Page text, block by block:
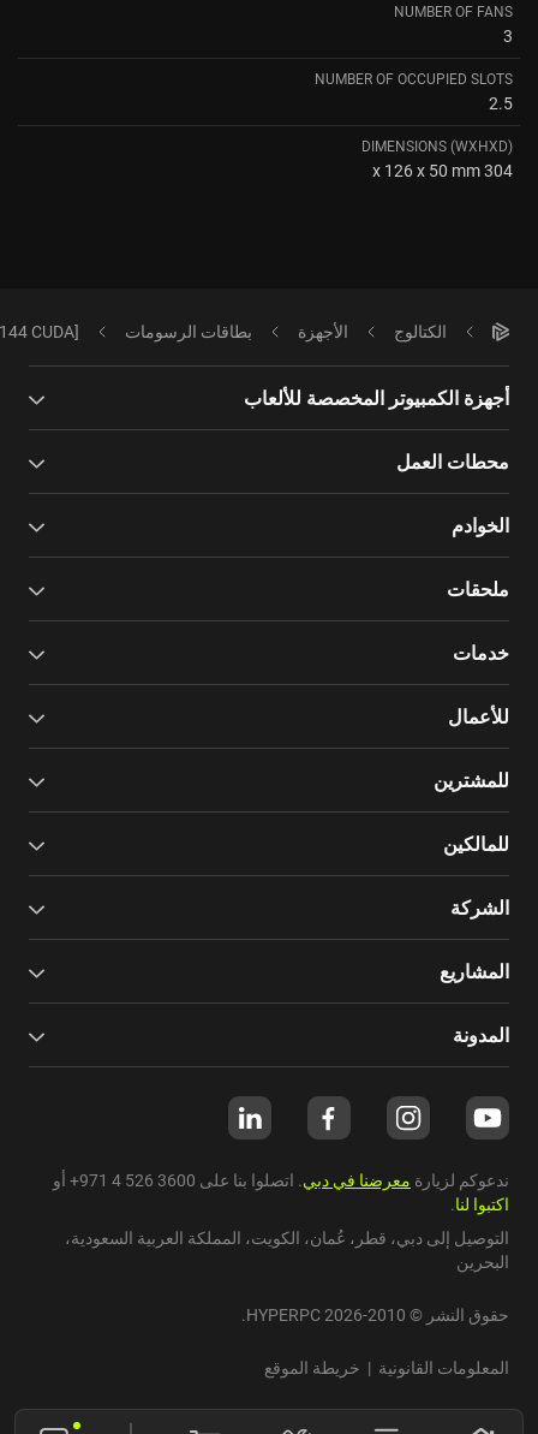
NUMBER OF FANS
3
NUMBER OF OCCUPIED SLOTS
2.5
DIMENSIONS (WXHXD)
304 x 126 x 50 mm
الكتالوج الأجهزة بطاقات الرسومات CUDA]
أجهزة الكمبيوتر المخصصة للألعاب
محطات العمل
الخوادم
ملحقات
خدمات
للأعمال
للمشترين
للمالكين
الشركة
المشاريع
المدونة
ندعوكم لزيارة معرضنا في دبي. اتصلوا بنا على +971 4 526 3600 أو
اكتبوا لنا.
التوصيل إلى دبي، قطر ، عُمان، الكويت، المملكة العربية السعودية،
البحرين
حقوق النشر © 2010-2026 HYPERPC.
المعلومات القانونية | خريطة الموقع